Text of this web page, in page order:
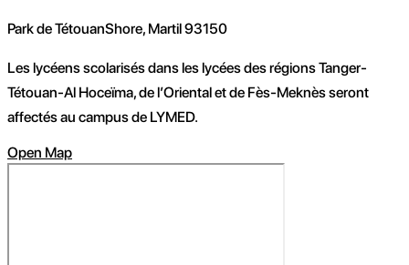
Park de TétouanShore, Martil 93150
Les lycéens scolarisés dans les lycées des régions Tanger-
Tétouan-Al Hoceïma, de l’Oriental et de Fès-Meknès seront
affectés au campus de LYMED.
Open Map